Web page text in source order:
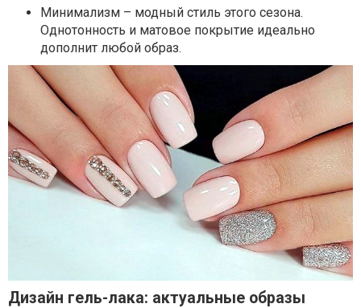
Минимализм – модный стиль этого сезона.
Однотонность и матовое покрытие идеально
дополнит любой образ.
Дизайн гель-лака: актуальные образы